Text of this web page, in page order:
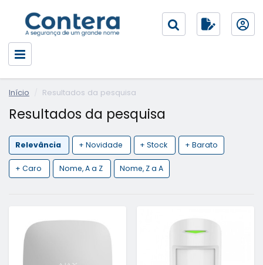
Início Resultados da pesquisa
Resultados da pesquisa
Relevância + Novidade + Stock + Barato
+ Caro Nome, A a Z Nome, Z a A